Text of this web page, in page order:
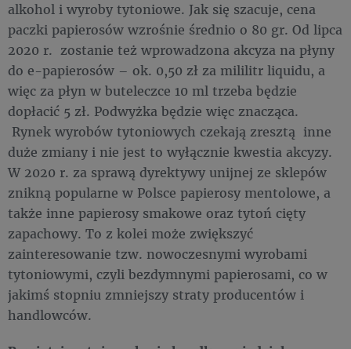
alkohol i wyroby tytoniowe. Jak się szacuje, cena
paczki papierosów wzrośnie średnio o 80 gr. Od lipca
2020 r. zostanie też wprowadzona akcyza na płyny
do e-papierosów – ok. 0,50 zł za mililitr liquidu, a
więc za płyn w buteleczce 10 ml trzeba będzie
dopłacić 5 zł. Podwyżka będzie więc znacząca.
Rynek wyrobów tytoniowych czekają zresztą inne
duże zmiany i nie jest to wyłącznie kwestia akcyzy.
W 2020 r. za sprawą dyrektywy unijnej ze sklepów
znikną popularne w Polsce papierosy mentolowe, a
także inne papierosy smakowe oraz tytoń cięty
zapachowy. To z kolei może zwiększyć
zainteresowanie tzw. nowoczesnymi wyrobami
tytoniowymi, czyli bezdymnymi papierosami, co w
jakimś stopniu zmniejszy straty producentów i
handlowców.